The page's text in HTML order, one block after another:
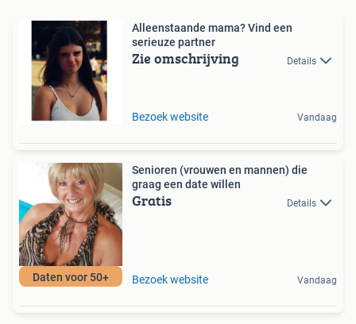
Alleenstaande mama? Vind een
serieuze partner
Zie omschrijving Details
Bezoek website Vandaag
Daten voor 50+
Senioren (vrouwen en mannen) die
graag een date willen
Gratis Details
Bezoek website Vandaag